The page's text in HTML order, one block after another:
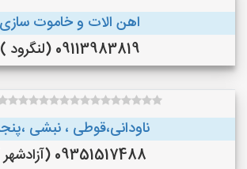
اهن الات و خاموت سازی
09113983819 (لنگرود )
ناودانی،قوطی ، نبشی
09351517488 (آزادشهر )